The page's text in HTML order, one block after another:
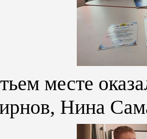
месте
Нина